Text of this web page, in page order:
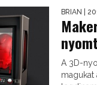
BRIAN |
A 3D-
magukat